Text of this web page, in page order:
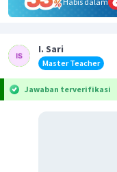
I. Sari
Master Teacher
Jawaban terverifikasi